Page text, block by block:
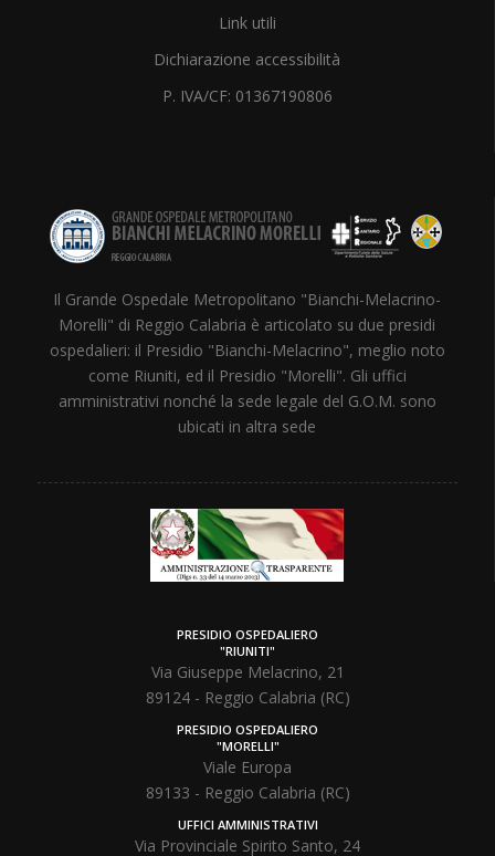
Link utili
Dichiarazione accessibilità
P. IVA/CF: 01367190806
Il Grande Ospedale Metropolitano "Bianchi-Melacrino-
Morelli" di Reggio Calabria è articolato su due presidi
ospedalieri: il Presidio "Bianchi-Melacrino", meglio noto
come Riuniti, ed il Presidio "Morelli". Gli uffici
amministrativi nonché la sede legale del G.O.M. sono
ubicati in altra sede
PRESIDIO OSPEDALIERO
"RIUNITI"
Via Giuseppe Melacrino, 21
89124 - Reggio Calabria (RC)
PRESIDIO OSPEDALIERO
"MORELLI"
Viale Europa
89133 - Reggio Calabria (RC)
UFFICI AMMINISTRATIVI
Via Provinciale Spirito Santo, 24